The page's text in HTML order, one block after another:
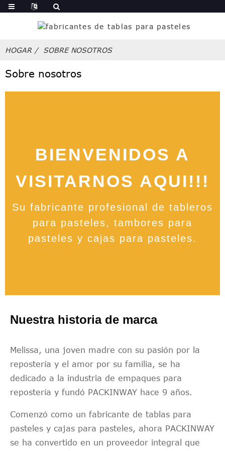
HOGAR SOBRE NOSOTROS
Sobre nosotros
BIENVENIDOS A
VISITARNOS AQUI!!!
Su fabricante profesional de tableros
para pasteles, tambores para
pasteles y cajas para pasteles.
Nuestra historia de marca
Melissa, una joven madre con su pasión por la
repostería y el amor por su familia, se ha
dedicado a la industria de empaques para
repostería y fundó PACKINWAY hace 9 años.
Comenzó como un fabricante de tablas para
pasteles y cajas para pasteles, ahora PACKINWAY
se ha convertido en un proveedor integral que